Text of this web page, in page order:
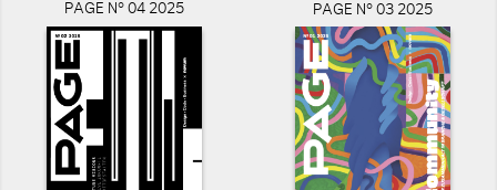
PAGE N° 04 2025 PAGE N° 03 2025